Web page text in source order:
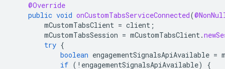
@Override
public void onCustomTabsServiceConnected(
mCustomTabsClient = client ;
mCustomTabsSession = mCustomTabsClient.
try {
boolean engagementSignalsApiAvailable =
if ( ! engagementSignalsApiAvailable)
{